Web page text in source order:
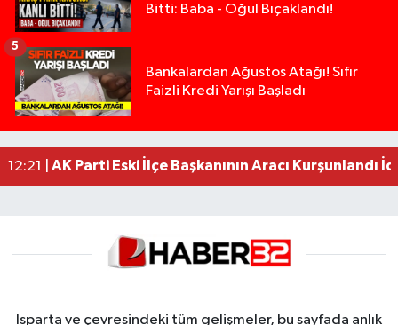
Bitti: Baba - Oğul Bıçaklandı!
Bankalardan Ağustos Atağı! Sıfır
Faizli Kredi Yarışı Başladı
5
17:18 |Anız Yangını Kazaya Neden Oldu: 13 Araç
17:08 |Alevlere Teslim Olan Gecekondu Kullanılamaz
13:46 |Yolcu Otobüsüyle Minibüsün Çarpıştığı Kaza
12:21 | AK Parti Eski İlçe Başkanının Aracı Kurşunlandı
Isparta ve çevresindeki tüm gelişmeler, bu sayfada anlık